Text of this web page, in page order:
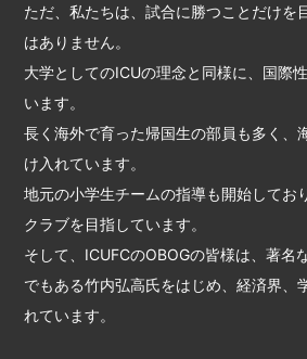
ただ、私たちは、試合に勝つことだけを
はありません。
大学としてのICUの理念と同様に、国際
います。
長く海外で育った帰国生の部員も多く、
け入れています。
地元の小学生チームの指導も開始してお
クラブを目指しています。
そして、ICUFCのOBOGの皆様は、著名
でもある竹内弘高氏をはじめ、経済界、
れています。